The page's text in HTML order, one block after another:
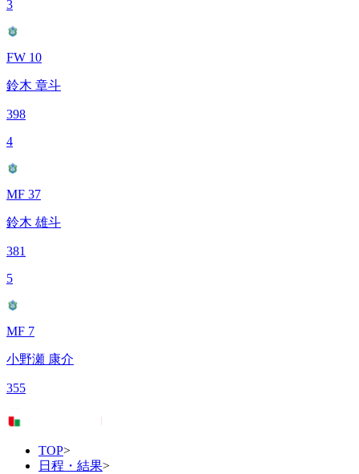
3
FW 10
鈴木 章斗
398
4
MF 37
鈴木 雄斗
381
5
MF 7
小野瀬 康介
355
TOP>
日程・結果>